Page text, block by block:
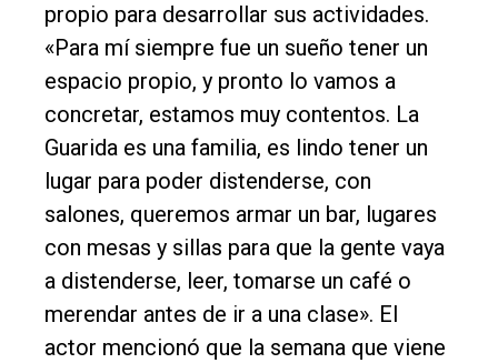
propio para desarrollar sus actividades.
«Para mí siempre fue un sueño tener un
espacio propio, y pronto lo vamos a
concretar, estamos muy contentos. La
Guarida es una familia, es lindo tener un
lugar para poder distenderse, con
salones, queremos armar un bar, lugares
con mesas y sillas para que la gente vaya
a distenderse, leer, tomarse un café o
merendar antes de ir a una clase». El
actor mencionó que la semana que viene